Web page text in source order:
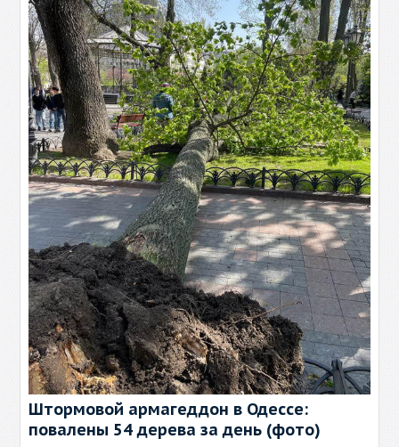
Штормовой армагеддон в Одессе:
повалены 54 дерева за день (фото)